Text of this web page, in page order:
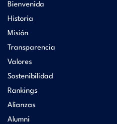
Bienvenida
Historia
Misión
Transparencia
Valores
Sostenibilidad
Rankings
Alianzas
Alumni